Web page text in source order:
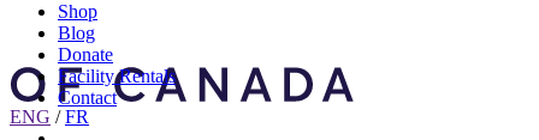
Shop
Blog
Donate
Facility Rentals
Contact
ENG /FR